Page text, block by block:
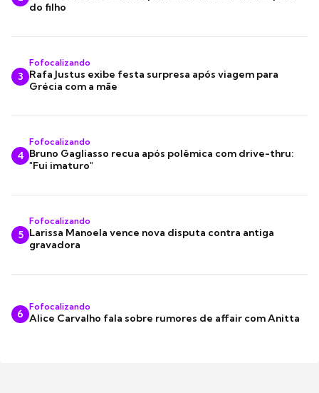
do filho
3
Fofocalizando
Rafa Justus exibe festa surpresa após viagem para
Grécia com a mãe
4
Fofocalizando
Bruno Gagliasso recua após polêmica com drive-thru:
"Fui imaturo"
5
Fofocalizando
Larissa Manoela vence nova disputa contra antiga
gravadora
6
Fofocalizando
Alice Carvalho fala sobre rumores de affair com Anitta